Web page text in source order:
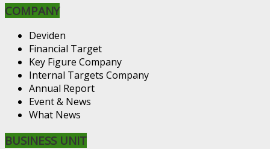
COMPANY
Deviden
Financial Target
Key Figure Company
Internal Targets Company
Annual Report
Event & News
What News
BUSINESS UNIT